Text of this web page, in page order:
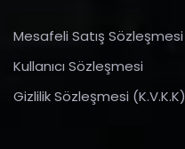
Mesafeli Satış Sözleşmesi
Kullanıcı Sözleşmesi
Gizlilik Sözleşmesi (K.V.K.K)